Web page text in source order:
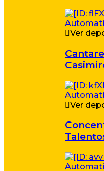
Ver
Ver